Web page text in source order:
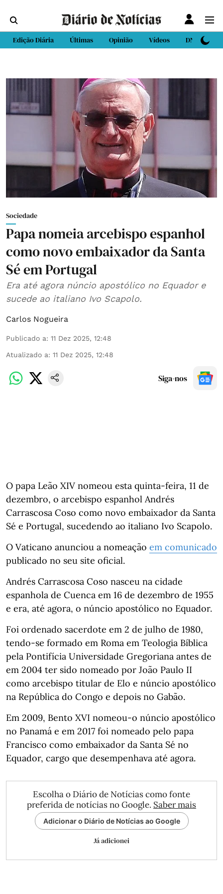
Edição Diária Últimas Opinião Vídeos DN Sport
Sociedade
Papa nomeia arcebispo espanhol
como novo embaixador da Santa
Sé em Portugal
Era até agora núncio apostólico no Equador e
sucede ao italiano Ivo Scapolo.
Carlos Nogueira
Publicado a: 11 Dez 2025, 12:48
Atualizado a: 11 Dez 2025, 12:48
Siga-nos
O papa Leão XIV nomeou esta quinta-feira, 11 de
dezembro, o arcebispo espanhol Andrés
Carrascosa Coso como novo embaixador da Santa
Sé e Portugal, sucedendo ao italiano Ivo Scapolo.
O Vaticano anunciou a nomeação em comunicado
publicado no seu site oficial.
Andrés Carrascosa Coso nasceu na cidade
espanhola de Cuenca em 16 de dezembro de 1955
e era, até agora, o núncio apostólico no Equador.
Foi ordenado sacerdote em 2 de julho de 1980,
tendo-se formado em Roma em Teologia Bíblica
pela Pontifícia Universidade Gregoriana antes de
em 2004 ter sido nomeado por João Paulo II
como arcebispo titular de Elo e núncio apostólico
na República do Congo e depois no Gabão.
Em 2009, Bento XVI nomeou-o núncio apostólico
no Panamá e em 2017 foi nomeado pelo papa
Francisco como embaixador da Santa Sé no
Equador, cargo que desempenhava até agora.
Escolha o Diário de Notícias como fonte
preferida de notícias no Google. Saber mais
Adicionar o Diário de Notícias ao Google
Já adicionei